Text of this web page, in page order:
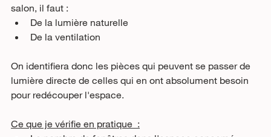
salon, il faut :
De la lumière naturelle
De la ventilation
On identifiera donc les pièces qui peuvent se passer de
lumière directe de celles qui en ont absolument besoin
pour redécouper l'espace.
Ce que je vérifie en pratique  :